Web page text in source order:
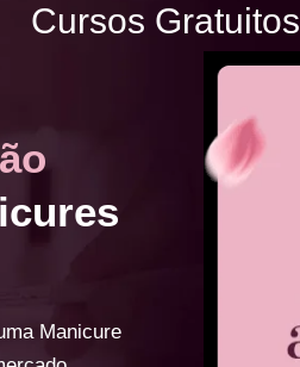
Cursos
Manicure